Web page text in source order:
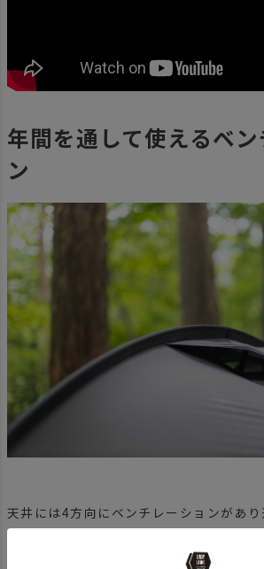
年間を通して使えるベ
ン
天井には4方向にベンチレーションがあ
虫を防ぐためにメッシュ素材になってい